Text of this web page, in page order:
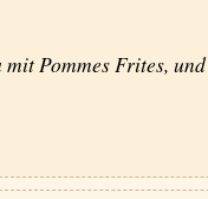
mit Pommes Frites,